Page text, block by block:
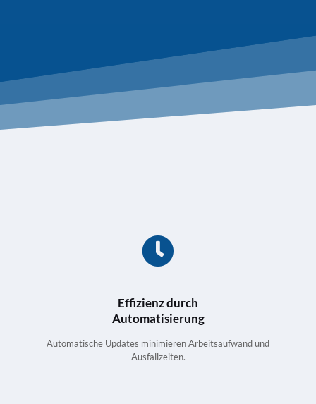
Effizienz durch
Automatisierung
Automatische Updates minimieren Arbeitsaufwand und
Ausfallzeiten.